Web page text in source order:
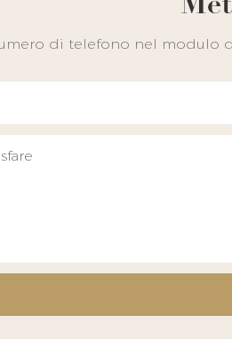
di telefono nel